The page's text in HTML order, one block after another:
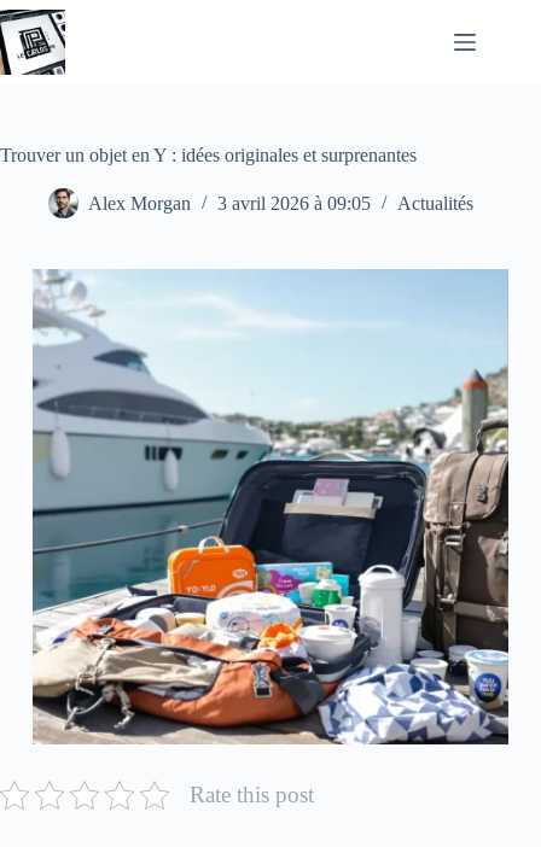
Passer
au
contenu
Trouver un objet en Y : idées originales et surprenantes
Alex Morgan 3 avril 2026 à 09:05 Actualités
Rate this post